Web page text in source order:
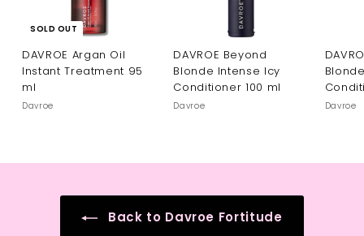
SOLD OUT
DAVROE Argan Oil
Instant Treatment 95
ml
Davroe
DAVROE Beyond
Blonde Intense Icy
Conditioner 100 ml
Davroe Davroe
Back to Davroe Fortitude